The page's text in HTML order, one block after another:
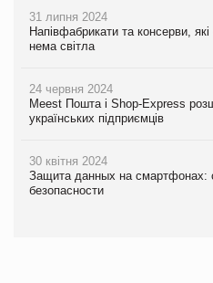
31 липня 2024
Напівфабрикати та консерви,
нема світла
24 червня 2024
Meest Пошта і Shop-Express
українських підприємців
30 квітня 2024
Защита данных на смартфонах:
безопасности